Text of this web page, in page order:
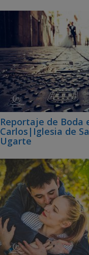
Reportaje de Boda
Carlos|Iglesia de
Ugarte